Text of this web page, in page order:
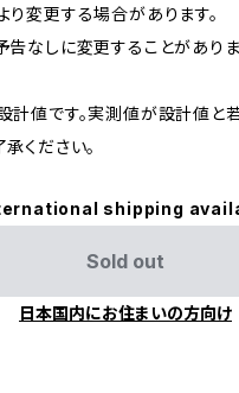
り変更する場合があります。
なしに変更することがあり
値です。実測値が設計値と
ください。
shipping
Sold out
日本国内にお住まいの方向け